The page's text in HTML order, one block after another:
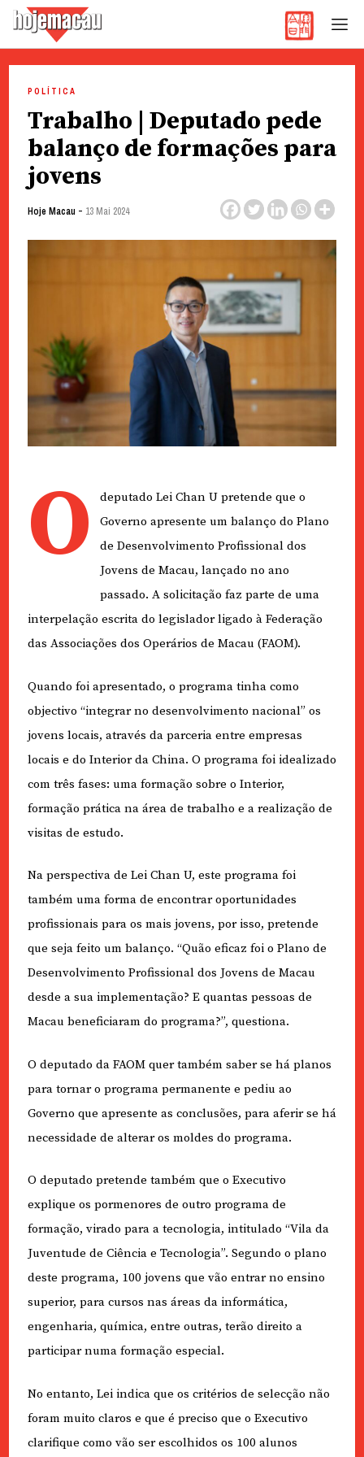
content
POLÍTICA
Trabalho | Deputado pede
balanço de formações para
jovens
Hoje Macau - 13 Mai 2024
O
deputado Lei Chan U pretende que o
Governo apresente um balanço do Plano
de Desenvolvimento Profissional dos
Jovens de Macau, lançado no ano
passado. A solicitação faz parte de uma
interpelação escrita do legislador ligado à Federação
das Associações dos Operários de Macau (FAOM).
Quando foi apresentado, o programa tinha como
objectivo “integrar no desenvolvimento nacional” os
jovens locais, através da parceria entre empresas
locais e do Interior da China. O programa foi idealizado
com três fases: uma formação sobre o Interior,
formação prática na área de trabalho e a realização de
visitas de estudo.
Na perspectiva de Lei Chan U, este programa foi
também uma forma de encontrar oportunidades
profissionais para os mais jovens, por isso, pretende
que seja feito um balanço. “Quão eficaz foi o Plano de
Desenvolvimento Profissional dos Jovens de Macau
desde a sua implementação? E quantas pessoas de
Macau beneficiaram do programa?”, questiona.
O deputado da FAOM quer também saber se há planos
para tornar o programa permanente e pediu ao
Governo que apresente as conclusões, para aferir se há
necessidade de alterar os moldes do programa.
O deputado pretende também que o Executivo
explique os pormenores de outro programa de
formação, virado para a tecnologia, intitulado “Vila da
Juventude de Ciência e Tecnologia”. Segundo o plano
deste programa, 100 jovens que vão entrar no ensino
superior, para cursos nas áreas da informática,
engenharia, química, entre outras, terão direito a
participar numa formação especial.
No entanto, Lei indica que os critérios de selecção não
foram muito claros e que é preciso que o Executivo
clarifique como vão ser escolhidos os 100 alunos